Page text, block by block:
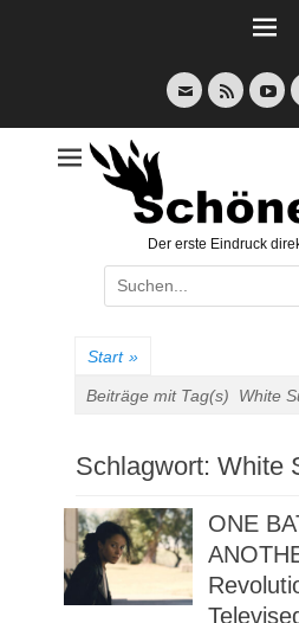
E-
Mail
Feed
Der erste Eindruck
Suche
nach:
Start »
Beiträge mit Tag(s) White
Schlagwort: White
ONE